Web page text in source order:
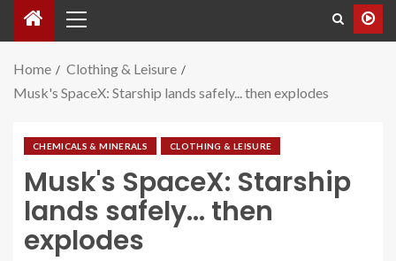
Home
Clothing & Leisure
Musk's SpaceX: Starship lands safely... then explodes
CHEMICALS & MINERALS CLOTHING & LEISURE
Musk's SpaceX: Starship
lands safely... then
explodes